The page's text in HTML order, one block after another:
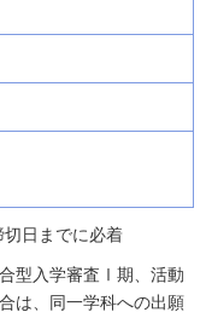
日までに必着
型入学審査Ⅰ期、活動
は、同一学科への出願